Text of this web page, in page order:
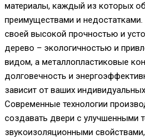
материалы, каждый из которых
преимуществами и недостатками.
своей высокой прочностью и
дерево – экологичностью и
видом, а металлопластиковые
долговечность и
зависит от ваших
Современные технологии
создавать двери с улучшенными
звукоизоляционными